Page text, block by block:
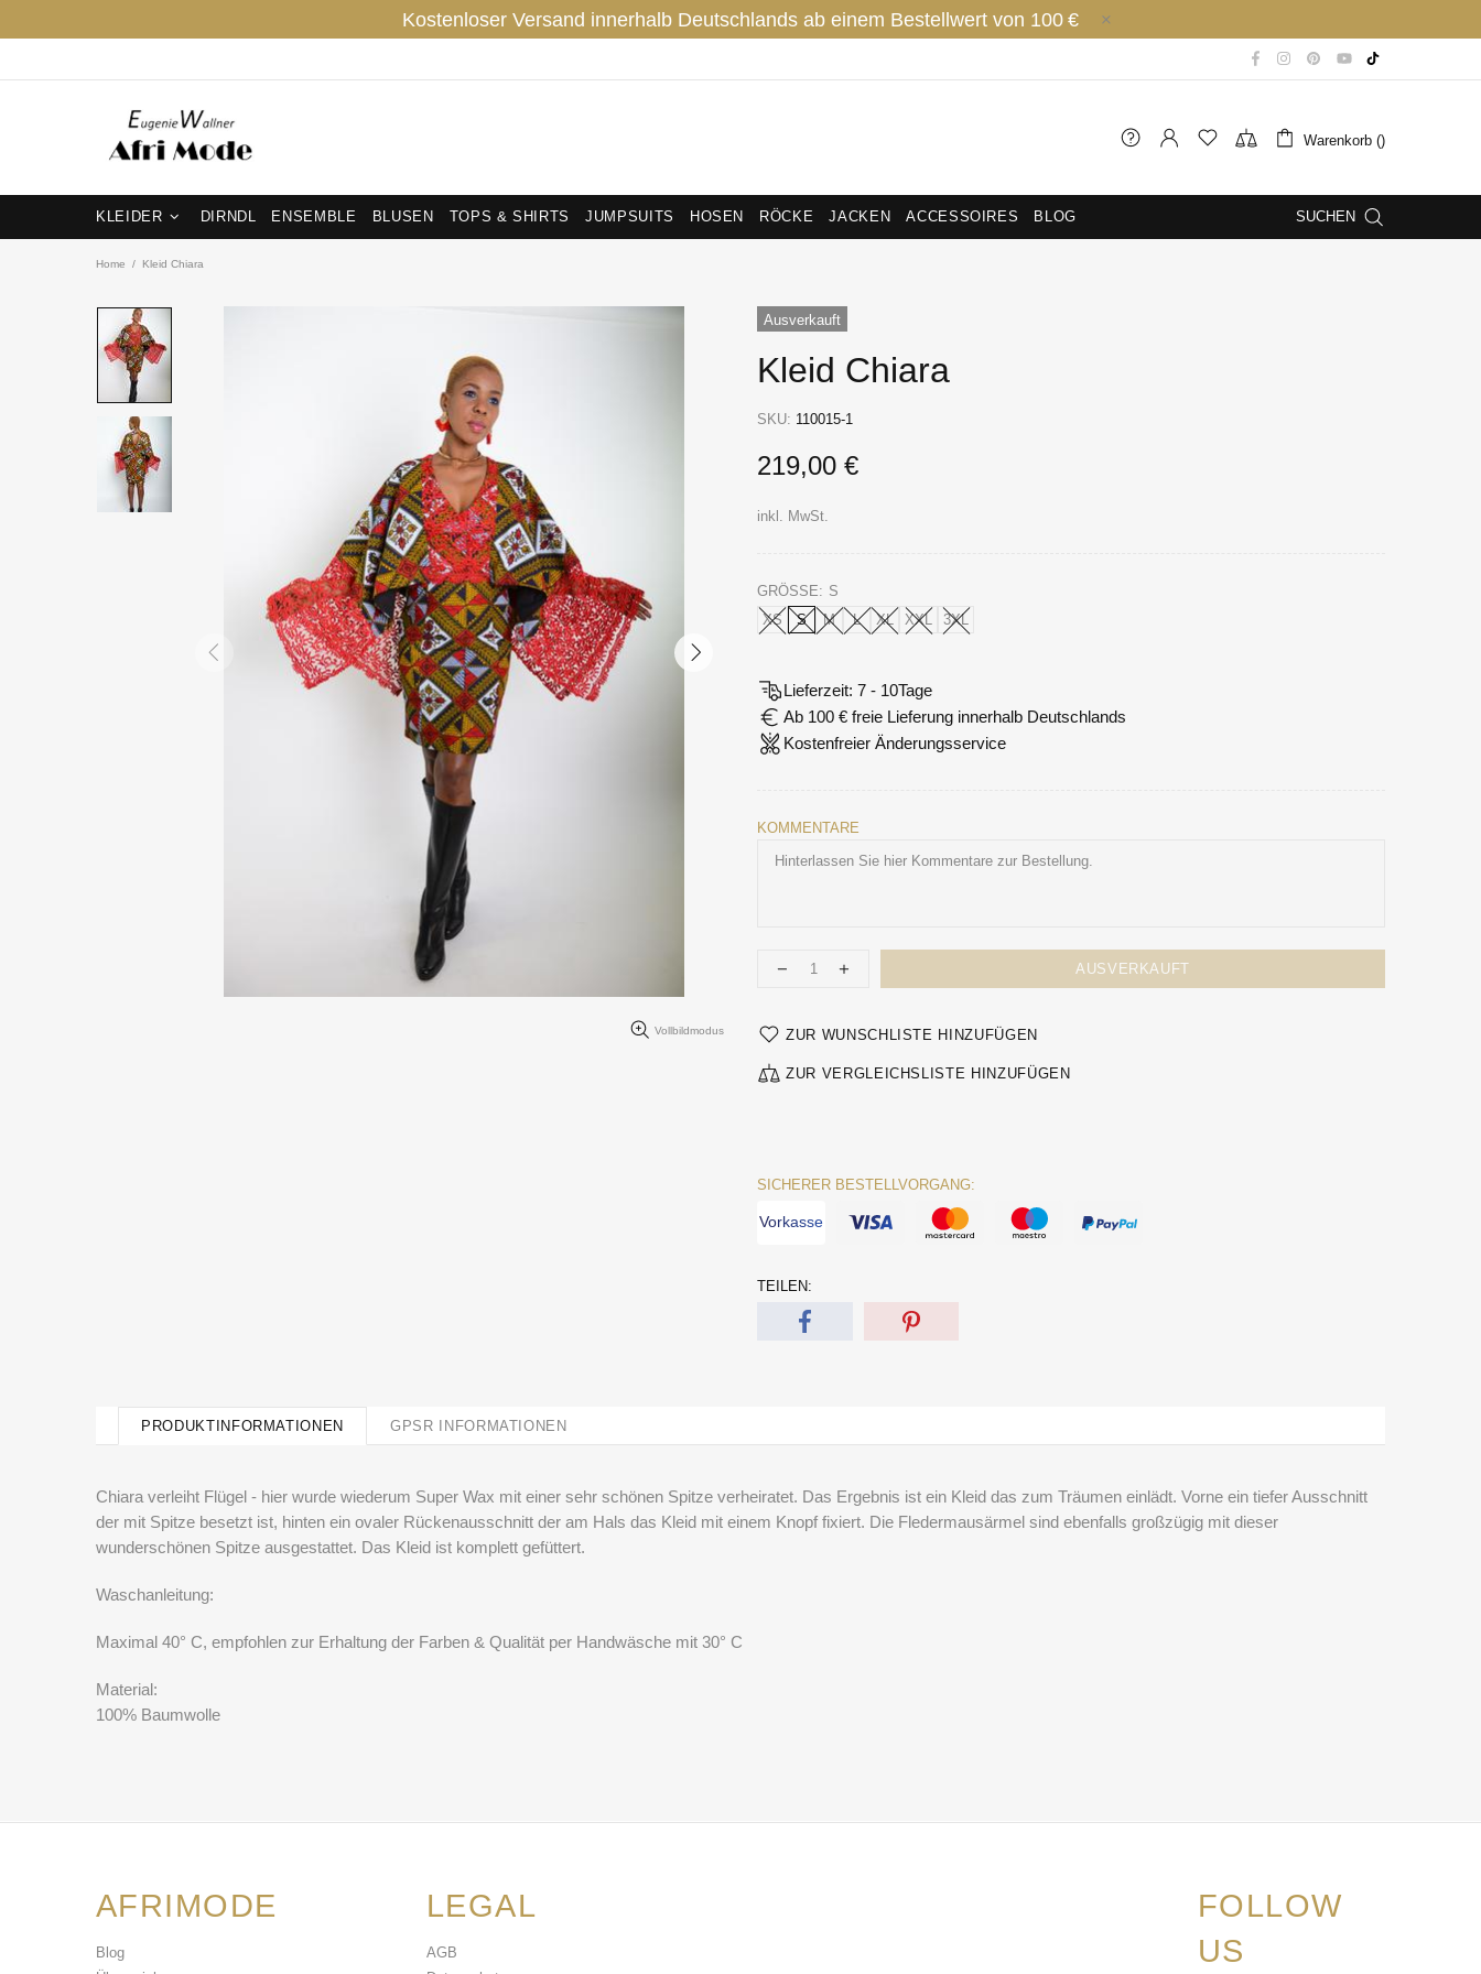
Kostenloser Versand innerhalb Deutschlands ab einem Bestellwert von 100 €
Warenkorb ()
KLEIDER DIRNDL ENSEMBLE BLUSEN TOPS & SHIRTS JUMPSUITS HOSEN RÖCKE JACKEN ACCESSOIRES BLOG SUCHEN
Home Kleid Chiara
Vollbildmodus
Ausverkauft
Kleid Chiara
SKU: 110015-1
219,00 €
inkl. MwSt.
GRÖSSE:
S
XS
S M L XL XXL 3XL
Lieferzeit: 7 - 10Tage
Ab 100 € freie Lieferung innerhalb Deutschlands
Kostenfreier Änderungsservice
KOMMENTARE
AUSVERKAUFT
ZUR WUNSCHLISTE HINZUFÜGEN
ZUR VERGLEICHSLISTE HINZUFÜGEN
SICHERER BESTELLVORGANG:
Vorkasse
TEILEN:
PRODUKTINFORMATIONEN GPSR INFORMATIONEN
Chiara verleiht Flügel - hier wurde wiederum Super Wax mit einer sehr schönen Spitze verheiratet. Das Ergebnis ist ein Kleid das zum Träumen einlädt. Vorne ein tiefer Ausschnitt
der mit Spitze besetzt ist, hinten ein ovaler Rückenausschnitt der am Hals das Kleid mit einem Knopf fixiert. Die Fledermausärmel sind ebenfalls großzügig mit dieser
wunderschönen Spitze ausgestattet. Das Kleid ist komplett gefüttert.
Waschanleitung:
Maximal 40° C, empfohlen zur Erhaltung der Farben & Qualität per Handwäsche mit 30° C
Material:
100% Baumwolle
AFRIMODE
Blog
LEGAL
AGB
FOLLOW
US